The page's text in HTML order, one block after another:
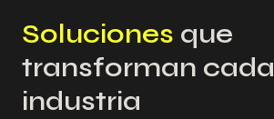
Soluciones que
transforman cada
industria